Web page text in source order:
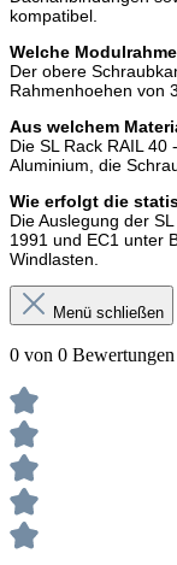
kompatibel.
Welche
Der obere
Rahmenhoehen von
Aus welchem
Die SL Rack RAIL
Aluminium, die
Wie erfolgt die
Die Auslegung der
1991 und EC1 unter
Windlasten.
Menü schließen
0 von 0 Bewertungen